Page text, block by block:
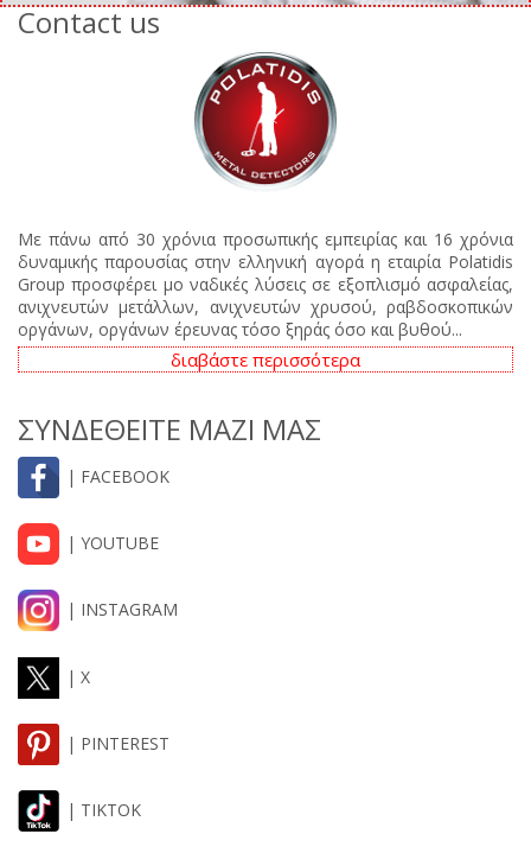
Contact us
Με πάνω από 30 χρόνια προσωπικής εμπειρίας και 16 χρόνια
δυναμικής παρουσίας στην ελληνική αγορά η εταιρία Polatidis
Group προσφέρει μο ναδικές λύσεις σε εξοπλισμό ασφαλείας,
ανιχνευτών μετάλλων, ανιχνευτών χρυσού, ραβδοσκοπικών
οργάνων, οργάνων έρευνας τόσο ξηράς όσο και βυθού...
διαβάστε περισσότερα
ΣΥΝΔΕΘΕΙΤΕ ΜΑΖΙ ΜΑΣ
| FACEBOOK
| YOUTUBE
| INSTAGRAM
| X
| PINTEREST
| TIKTOK